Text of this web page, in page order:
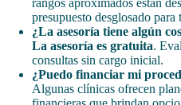
rangos aproximados están
presupuesto desglosado para
¿La asesoría tiene algún
La asesoría es gratuita.
consultas sin cargo inicial.
¿Puedo financiar mi
Algunas clínicas ofrecen